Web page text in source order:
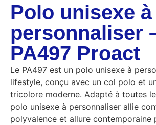
Polo unisexe à
personnaliser
PA497 Proact
Le PA497 est un polo unisexe à
lifestyle, conçu avec un col polo et
tricolore moderne. Adapté à toutes
polo unisexe à personnaliser allie
polyvalence et allure contemporaine